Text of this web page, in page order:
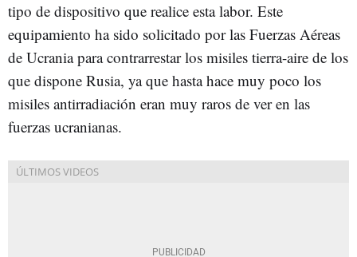
tipo de dispositivo que realice esta labor. Este
equipamiento ha sido solicitado por las Fuerzas Aéreas
de Ucrania para contrarrestar los misiles tierra-aire de los
que dispone Rusia, ya que hasta hace muy poco los
misiles antirradiación eran muy raros de ver en las
fuerzas ucranianas.